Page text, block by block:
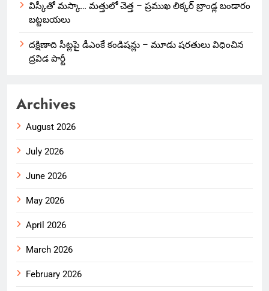
విస్కీతో మస్కా… మత్తులో చెత్త – ప్రముఖ లిక్కర్ బ్రాండ్ల బండారం
బట్టబయలు
దక్షిణాది సీట్లపై డీఎంకే కండిషన్లు – మూడు షరతులు విధించిన
ద్రవిడ పార్టీ
Archives
August 2026
July 2026
June 2026
May 2026
April 2026
March 2026
February 2026